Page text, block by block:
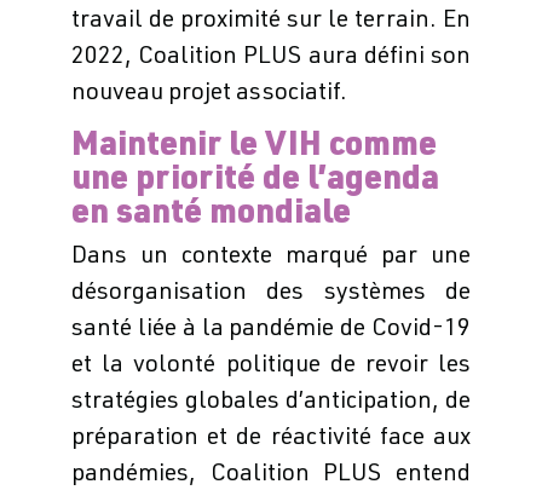
travail de proximité sur le terrain. En
2022, Coalition PLUS aura défini son
nouveau projet associatif.
Maintenir le VIH comme
une priorité de l’agenda
en santé mondiale
Dans un contexte marqué par une
désorganisation des systèmes de
santé liée à la pandémie de Covid-19
et la volonté politique de revoir les
stratégies globales d’anticipation, de
préparation et de réactivité face aux
pandémies, Coalition PLUS entend